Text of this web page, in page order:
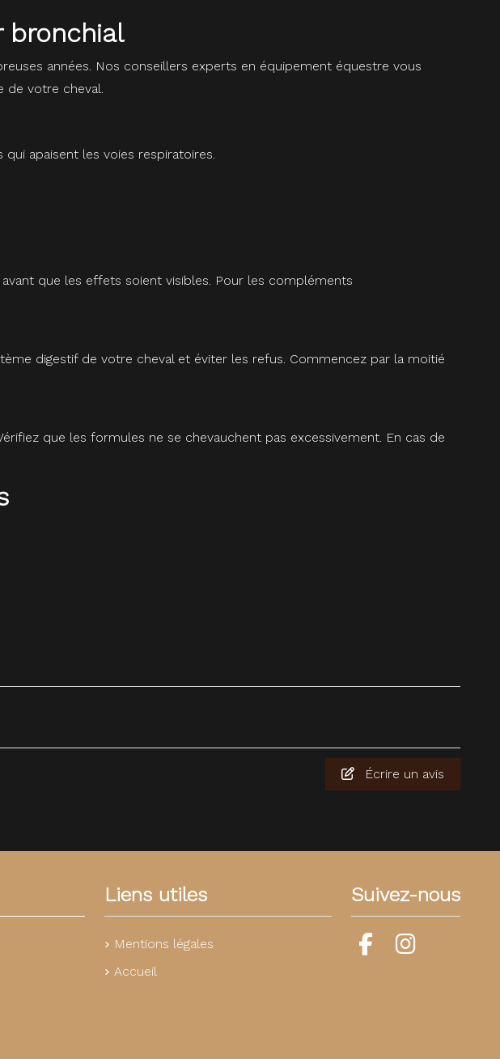
bronchial
années. Nos conseillers experts en équipement équestre vous
de votre cheval.
apaisent les voies respiratoires.
que les effets soient visibles. Pour les compléments
digestif de votre cheval et éviter les refus. Commencez par la moitié
que les formules ne se chevauchent pas excessivement. En cas de
Écrire un avis
Liens utiles
Mentions légales
Accueil
Suivez-nous